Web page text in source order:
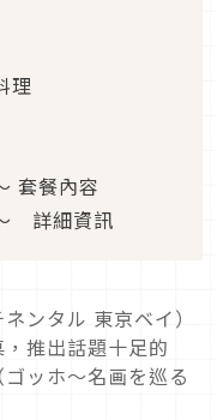
理
套餐內容
詳細資訊
ンタル 東京ベイ）
推出話題十足的
ッホ～名画を巡る